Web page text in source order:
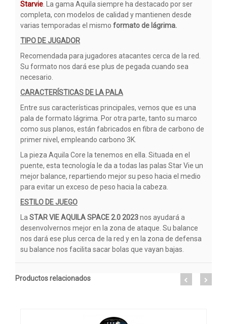
Starvie . La gama Aquila siempre ha destacado por ser
completa, con modelos de calidad y mantienen desde
varias temporadas el mismo formato de lágrima.
TIPO DE JUGADOR
Recomendada para jugadores atacantes cerca de la red.
Su formato nos dará ese plus de pegada cuando sea
necesario.
CARACTERÍSTICAS DE LA PALA
Entre sus características principales, vemos que es una
pala de formato lágrima. Por otra parte, tanto su marco
como sus planos, están fabricados en fibra de carbono de
primer nivel, empleando carbono 3K.
La pieza Aquila Core la tenemos en ella. Situada en el
puente, esta tecnología le da a todas las palas Star Vie un
mejor balance, repartiendo mejor su peso hacia el medio
para evitar un exceso de peso hacia la cabeza.
ESTILO DE JUEGO
La STAR VIE AQUILA SPACE 2.0 2023nos ayudará a
desenvolvernos mejor en la zona de ataque. Su balance
nos dará ese plus cerca de la red y en la zona de defensa
su balance nos facilita sacar bolas que vayan bajas.
Productos relacionados